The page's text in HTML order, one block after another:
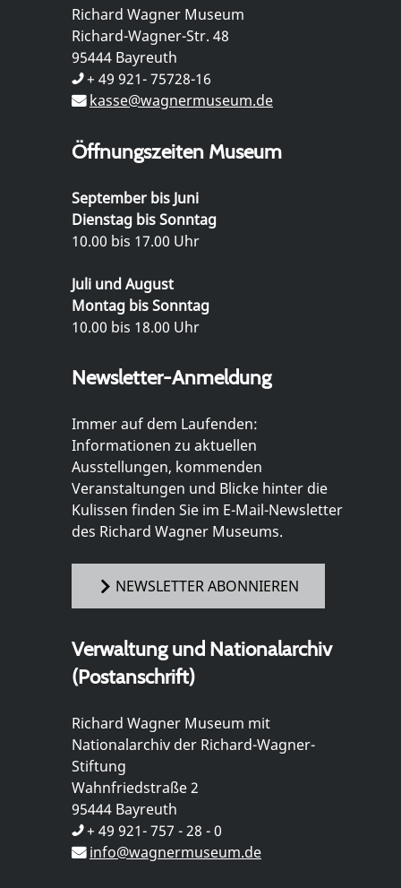
Richard Wagner Museum
Richard-Wagner-Str. 48
95444 Bayreuth
+ 49 921- 75728-16
kasse@wagnermuseum.de
Öffnungszeiten Museum
September bis Juni
Dienstag bis Sonntag
10.00 bis 17.00 Uhr
Juli und August
Montag bis Sonntag
10.00 bis 18.00 Uhr
Newsletter-Anmeldung
Immer auf dem Laufenden:
Informationen zu aktuellen
Ausstellungen, kommenden
Veranstaltungen und Blicke hinter die
Kulissen finden Sie im E-Mail-Newsletter
des Richard Wagner Museums.
NEWSLETTER ABONNIEREN
Verwaltung und Nationalarchiv
(Postanschrift)
Richard Wagner Museum mit
Nationalarchiv der Richard-Wagner-
Stiftung
Wahnfriedstraße 2
95444 Bayreuth
+ 49 921- 757 - 28 - 0
info@wagnermuseum.de